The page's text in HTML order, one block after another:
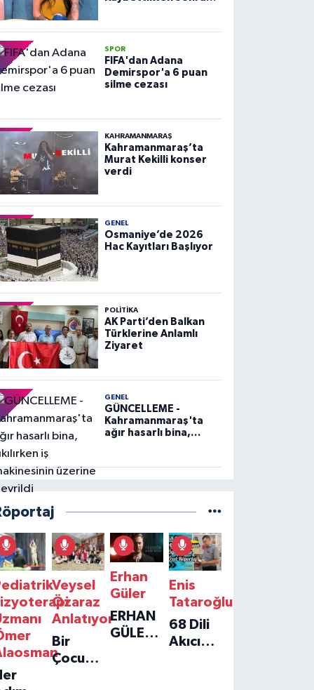
SPOR
FIFA'dan Adana
Demirspor'a 6 puan
silme cezası
KAHRAMANMARAŞ
Kahramanmaraş’ta
Murat Kekilli konser
verdi
GENEL
Osmaniye’de 2026
Hac Kayıtları Başlıyor
POLITIKA
AK Parti’den Balkan
Türklerine Anlamlı
Ziyaret
GENEL
GÜNCELLEME -
Kahramanmaraş'ta
ağır hasarlı bina,
devrildi
Veysel
Özaraz
Anlatıyor
Bir
Çocuğun
Erhan
Güler
ERHAN
GÜLER'IN
Enis
Tataroğlu
68 Dili
Akıcı